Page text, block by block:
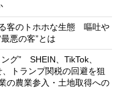
客のトホホな生態 嘔吐や
悪の客”とは
グ” SHEIN、TikTok、
トランプ関税の回避を狙
の農業参入・土地取得への